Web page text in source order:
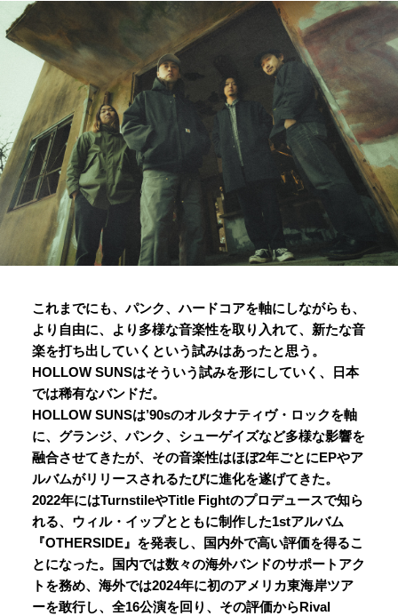
これまでにも、パンク、ハードコアを軸にしながらも、
より自由に、より多様な音楽性を取り入れて、新たな音
楽を打ち出していくという試みはあったと思う。
HOLLOW SUNSはそういう試みを形にしていく、日本
では稀有なバンドだ。
HOLLOW SUNSは’90sのオルタナティヴ・ロックを軸
に、グランジ、パンク、シューゲイズなど多様な影響を
融合させてきたが、その音楽性はほぼ2年ごとにEPやア
ルバムがリリースされるたびに進化を遂げてきた。
2022年にはTurnstileやTitle Fightのプロデュースで知ら
れる、ウィル・イップとともに制作した1stアルバム
『OTHERSIDE』を発表し、国内外で高い評価を得るこ
とになった。国内では数々の海外バンドのサポートアク
トを務め、海外では2024年に初のアメリカ東海岸ツア
ーを敢行し、全16公演を回り、その評価からRival